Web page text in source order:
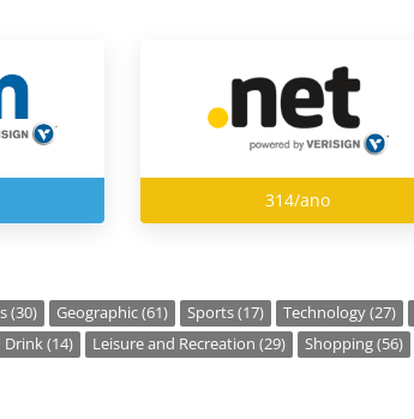
314/ano
(30) Geographic (61) Sports (17) Technology (27)
(14) Leisure and Recreation (29) Shopping (56)